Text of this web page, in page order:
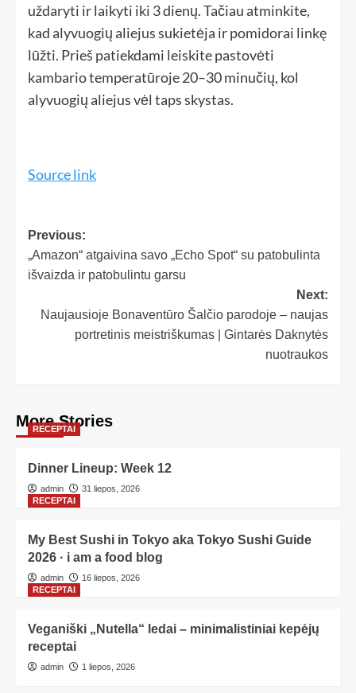
uždaryti ir laikyti iki 3 dienų. Tačiau atminkite,
kad alyvuogių aliejus sukietėja ir pomidorai linkę
lūžti. Prieš patiekdami leiskite pastovėti
kambario temperatūroje 20–30 minučių, kol
alyvuogių aliejus vėl taps skystas.
Source link
Previous:
„Amazon“ atgaivina savo „Echo Spot“ su patobulinta
išvaizda ir patobulintu garsu
Next:
Naujausioje Bonaventūro Šalčio parodoje – naujas
portretinis meistriškumas | Gintarės Daknytės
nuotraukos
More Stories
RECEPTAI
Dinner Lineup: Week 12
admin
31 liepos, 2026
RECEPTAI
My Best Sushi in Tokyo aka Tokyo Sushi Guide
2026 · i am a food blog
admin
16 liepos, 2026
RECEPTAI
Veganiški „Nutella“ ledai – minimalistiniai kepėjų
receptai
admin 1 liepos, 2026